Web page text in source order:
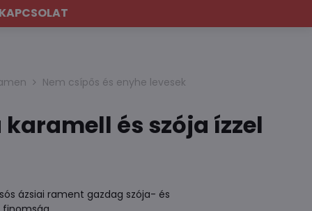
Nem csípős és enyhe levesek
és szója ízzel
ázsiai rament gazdag szója- és